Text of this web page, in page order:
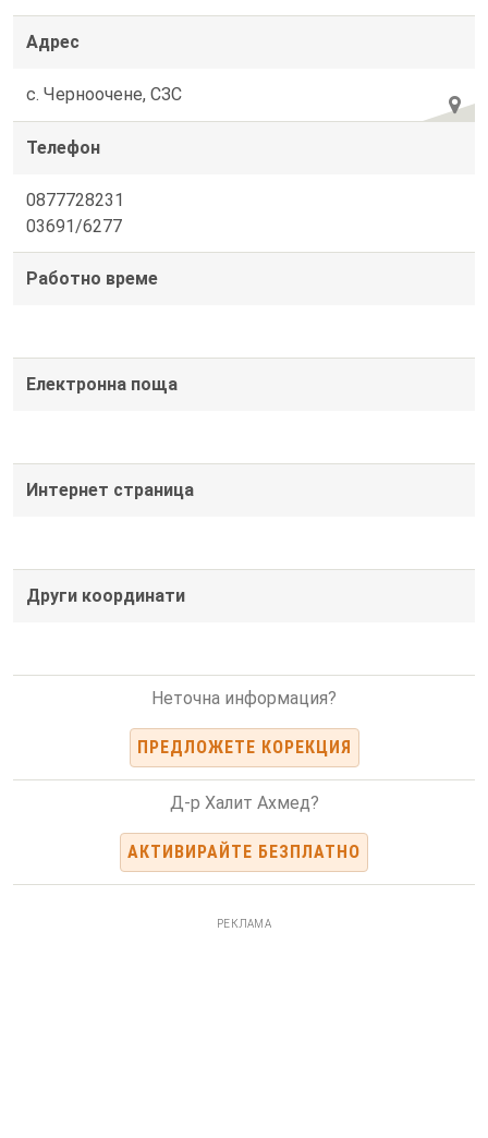
Адрес
с. Черноочене, СЗС
Телефон
0877728231
03691/6277
Работно време
Електронна поща
Интернет страница
Други координати
Неточна информация?
ПРЕДЛОЖЕТЕ КОРЕКЦИЯ
Д-р Халит Ахмед?
АКТИВИРАЙТЕ БЕЗПЛАТНО
РЕКЛАМА